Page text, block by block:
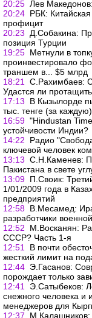
20:25 Лев
20:24 РБК:
профицит
20:23
Д.Собакина:
позиция Турции
19:25 Метнули в
проинвестировало
траншем в... $5 млрд
18:21
С.Рахимбаев:
Удастся ли
17:13
В Кызылорде
тыс. тенге (за каждую)
16:59 "Hindustan
устойчивости Индии?
14:22
Радио
ключевой человек
13:13 С.Н.Каменев:
Пакистана в свете
13:09 П.Своик:
1/01/2009 года в
предприятий
12:58 В.Месамед:
разработчики
12:52
М.Восканян:
СССР? Часть 1-я
12:51
В почти
жесткий лимит на
12:44 Э.Гасанов:
порождает только
12:41
Э.Сатыбеков:
снежного человека и
менеджеров для
12:37
М.Калашников: